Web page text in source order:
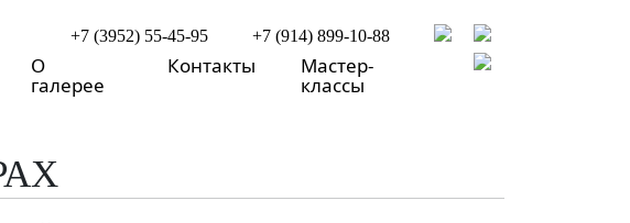
+7 (3952) 55-45-95 +7 (914) 899-10-88
О
галерее
Контакты Мастер-
классы